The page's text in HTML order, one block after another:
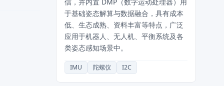
于基础姿态解算与数据融合，具有成本
低、生态成熟、资料丰富等特点，广泛
应用于机器人、无人机、平衡系统及各
类姿态感知场景中。
IMU 陀螺仪 I2C